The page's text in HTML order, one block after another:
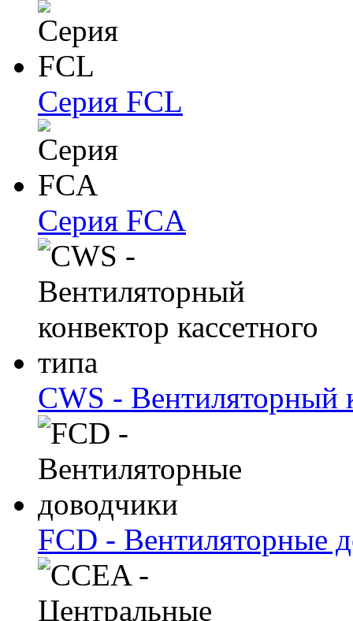
Серия FCL
Серия FCA
CWS - Вентиляторный
FCD - Вентиляторные